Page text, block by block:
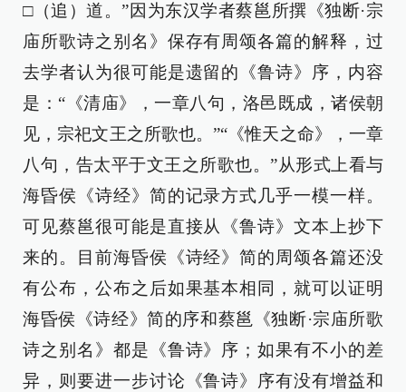
□（追）道。”因为东汉学者蔡邕所撰《独断·宗
庙所歌诗之别名》保存有周颂各篇的解释，过
去学者认为很可能是遗留的《鲁诗》序，内容
是：“《清庙》，一章八句，洛邑既成，诸侯朝
见，宗祀文王之所歌也。”“《惟天之命》，一章
八句，告太平于文王之所歌也。”从形式上看与
海昏侯《诗经》简的记录方式几乎一模一样。
可见蔡邕很可能是直接从《鲁诗》文本上抄下
来的。目前海昏侯《诗经》简的周颂各篇还没
有公布，公布之后如果基本相同，就可以证明
海昏侯《诗经》简的序和蔡邕《独断·宗庙所歌
诗之别名》都是《鲁诗》序；如果有不小的差
异，则要进一步讨论《鲁诗》序有没有增益和